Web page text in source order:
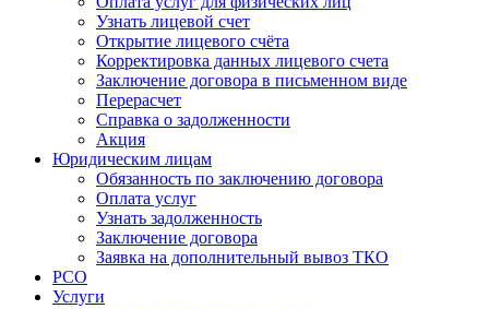
Узнать лицевой счет
Открытие лицевого счёта
Корректировка данных лицевого счета
Заключение договора в письменном виде
Перерасчет
Справка о задолженности
Акция
Юридическим лицам
Обязанность по заключению договора
Оплата услуг
Узнать задолженность
Заключение договора
Заявка на дополнительный вывоз ТКО
РСО
Услуги